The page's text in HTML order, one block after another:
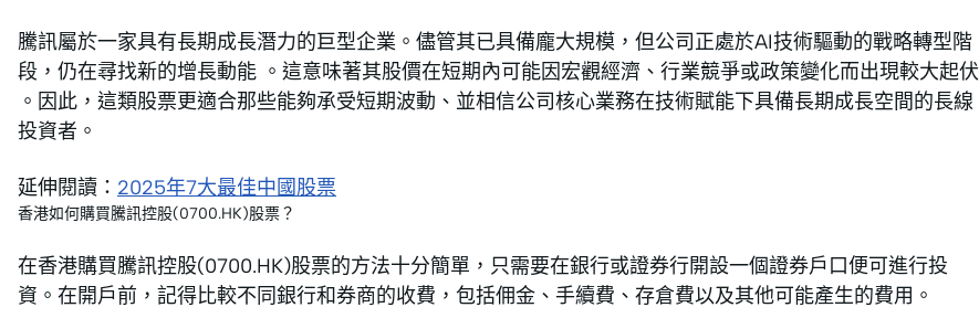
騰訊屬於一家具有長期成長潛力的巨型企業。儘管其已具備龐大規模，但公司正處於AI技術驅動的戰略轉型階
段，仍在尋找新的增長動能 。這意味著其股價在短期內可能因宏觀經濟、行業競爭或政策變化而出現較大起伏
。因此，這類股票更適合那些能夠承受短期波動、並相信公司核心業務在技術賦能下具備長期成長空間的長線
投資者。
延伸閱讀： 2025年7大最佳中國股票
香港如何購買騰訊控股(0700.HK)股票？
在香港購買騰訊控股(0700.HK)股票的方法十分簡單，只需要在銀行或證券行開設一個證券戶口便可進行投
資。在開戶前，記得比較不同銀行和券商的收費，包括佣金、手續費、存倉費以及其他可能產生的費用。